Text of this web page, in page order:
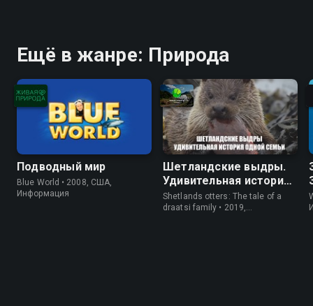
Ещё в жанре: Природа
Подводный мир
Blue World • 2008, США,
Информация
Шетландские выдры.
Удивительная история
одной семьи
Shetlands otters: The tale of a
draatsi family • 2019,